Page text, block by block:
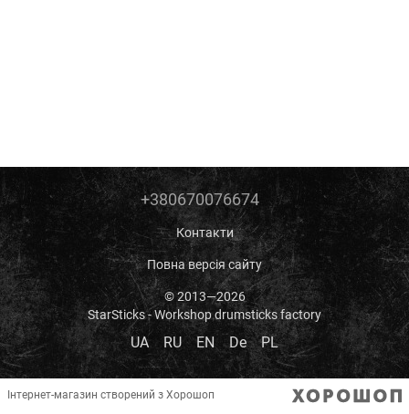
+380670076674
Контакти
Повна версія сайту
© 2013—2026
StarSticks - Workshop drumsticks factory
UA RU EN De PL
Інтернет-магазин створений з Хорошоп